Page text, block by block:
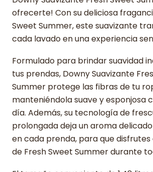
ofrecerte! Con su deliciosa
Sweet Summer, este suavizante
cada lavado en una experiencia
Formulado para brindar suavidad
tus prendas, Downy Suavizante
Summer protege las fibras de tu
manteniéndola suave y esponjosa
día. Además, su tecnología de
prolongada deja un aroma
en cada prenda, para que
de Fresh Sweet Summer durante